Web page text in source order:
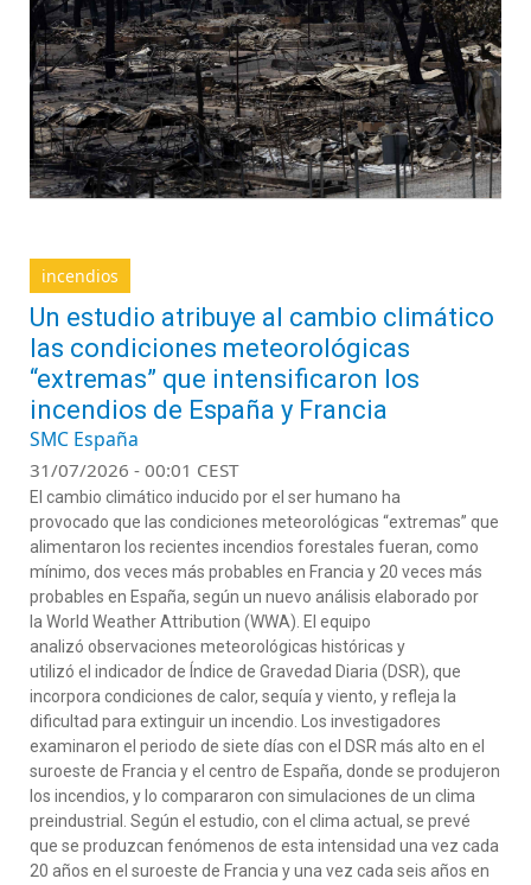
incendios
Un estudio atribuye al cambio climático
las condiciones meteorológicas
“extremas” que intensificaron los
incendios de España y Francia
SMC España
31/07/2026 - 00:01 CEST
El cambio climático inducido por el ser humano ha
provocado que las condiciones meteorológicas “extremas” que
alimentaron los recientes incendios forestales fueran, como
mínimo, dos veces más probables en Francia y 20 veces más
probables en España, según un nuevo análisis elaborado por
la World Weather Attribution (WWA). El equipo
analizó observaciones meteorológicas históricas y
utilizó el indicador de Índice de Gravedad Diaria (DSR), que
incorpora condiciones de calor, sequía y viento, y refleja la
dificultad para extinguir un incendio. Los investigadores
examinaron el periodo de siete días con el DSR más alto en el
suroeste de Francia y el centro de España, donde se produjeron
los incendios, y lo compararon con simulaciones de un clima
preindustrial. Según el estudio, con el clima actual, se prevé
que se produzcan fenómenos de esta intensidad una vez cada
20 años en el suroeste de Francia y una vez cada seis años en